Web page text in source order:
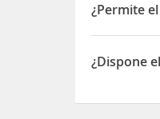
¿Permite
Sí, el Hotel
¿Dispone